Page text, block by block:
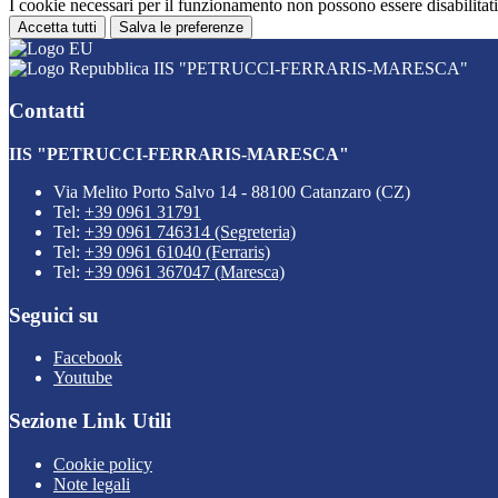
I cookie necessari per il funzionamento non possono essere
Accetta tutti Salva le preferenze
IIS "PETRUCCI-FERRARIS-MARESCA"
Contatti
IIS "PETRUCCI-FERRARIS-MARESCA"
Via Melito Porto Salvo 14 - 88100 Catanzaro (CZ)
Tel: +39 0961 31791
Tel: +39 0961 746314 (Segreteria)
Tel: +39 0961 61040 (Ferraris)
Tel: +39 0961 367047 (Maresca)
Seguici su
Facebook
Youtube
Sezione Link Utili
Cookie policy
Note legali